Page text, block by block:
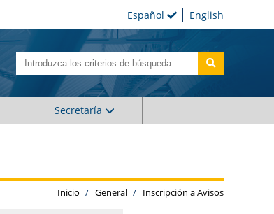
English
Español
Secretaría
Inicio General Inscripción a Avisos